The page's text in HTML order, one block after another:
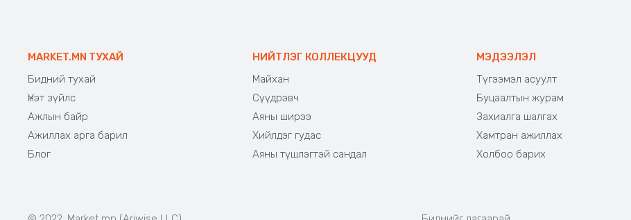
MARKET.MN ТУХАЙ
Бидний тухай
Үнэт зүйлс
Ажлын байр
Ажиллах арга барил
Блог
НИЙТЛЭГ КОЛЛЕКЦУУД
Майхан
Сүүдрэвч
Аяны ширээ
Хийлдэг гудас
Аяны түшлэгтэй сандал
МЭДЭЭЛЭЛ
Түгээмэл асуулт
Буцаалтын журам
Захиалга шалгах
Хамтран ажиллах
Холбоо барих